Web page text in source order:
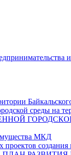
среды на
МКД